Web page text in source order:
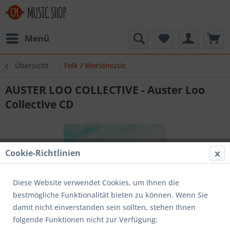
Menü
Übersicht Folk / Worldmusic
AUSTER LOO COLLECTIVE - Auster Loo
Collective CD
Cookie-Richtlinien
Diese Website verwendet Cookies, um Ihnen die
bestmögliche Funktionalität bieten zu können. Wenn Sie
damit nicht einverstanden sein sollten, stehen Ihnen
folgende Funktionen nicht zur Verfügung: